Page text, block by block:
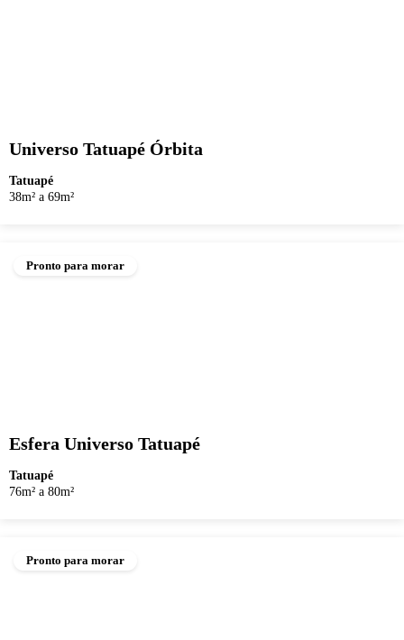
Universo Tatuapé Órbita
Tatuapé
38m² a 69m²
Pronto para morar
Esfera Universo Tatuapé
Tatuapé
76m² a 80m²
Pronto para morar